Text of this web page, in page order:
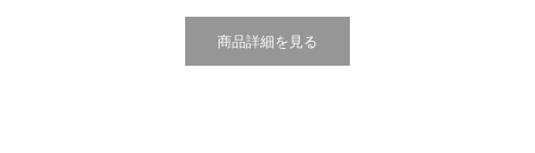
商品詳細を見る